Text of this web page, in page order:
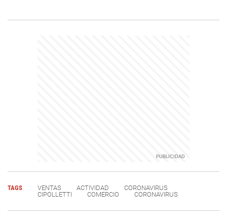
TAGS VENTAS ACTIVIDAD
CORONAVIRUS
CIPOLLETTI
COMERCIO CORONAVIRUS